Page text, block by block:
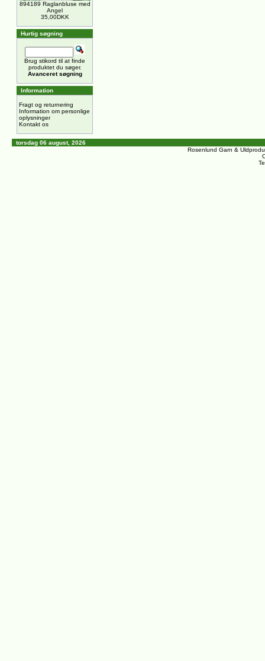
894189 Raglanbluse med
Angel
35,00DKK
Hurtig søgning
Brug stikord til at finde
produktet du søger.
Avanceret søgning
Information
Fragt og returnering
Information om personlige
oplysninger
Kontakt os
torsdag 06 august, 2026
Rosenlund Garn &